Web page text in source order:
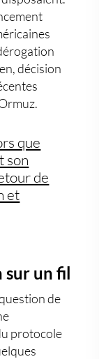
décision
que
son
de
et
sur un fil
de
protocole